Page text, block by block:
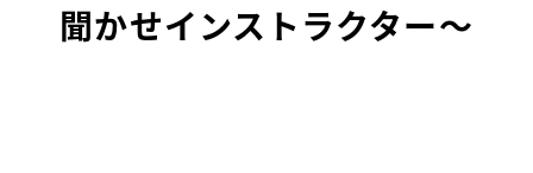
聞かせインストラクター～